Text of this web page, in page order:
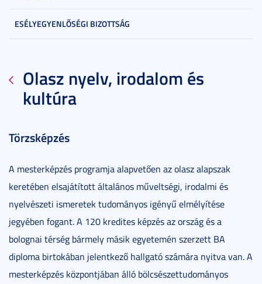
ESÉLYEGYENLŐSÉGI BIZOTTSÁG
Olasz nyelv, irodalom és
kultúra
Törzsképzés
A mesterképzés programja alapvetően az olasz alapszak
keretében elsajátított általános műveltségi, irodalmi és
nyelvészeti ismeretek tudományos igényű elmélyítése
jegyében fogant. A 120 kredites képzés az ország és a
bolognai térség bármely másik egyetemén szerzett BA
diploma birtokában jelentkező hallgató számára nyitva van. A
mesterképzés központjában álló bölcsészettudományos